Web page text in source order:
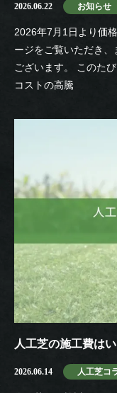
2026.06.22 お知らせ
2026年7月1日より価
ージをご覧いただき
ございます。 このた
コストの高騰
人工芝の施工費は
2026.06.14 人工芝コ